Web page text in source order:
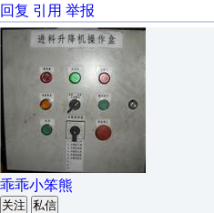
回复 引用 举报
乖乖小笨熊
关注 私信